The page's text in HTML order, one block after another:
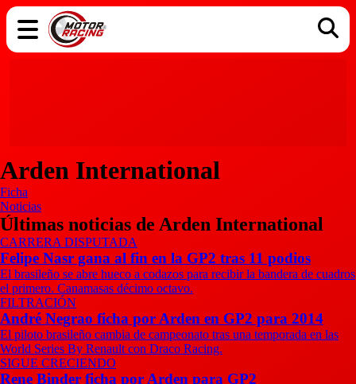
Arden International
Ficha
Noticias
Últimas noticias de Arden International
CARRERA DISPUTADA
Felipe Nasr gana al fin en la GP2 tras 11 podios
El brasileño se abre hueco a codazos para recibir la bandera de cuadros
el primero. Canamasas décimo octavo.
FILTRACIÓN
André Negrao ficha por Arden en GP2 para 2014
El piloto brasileño cambia de campeonato tras una temporada en las
World Series By Renault con Draco Racing.
SIGUE CRECIENDO
Rene Binder ficha por Arden para GP2